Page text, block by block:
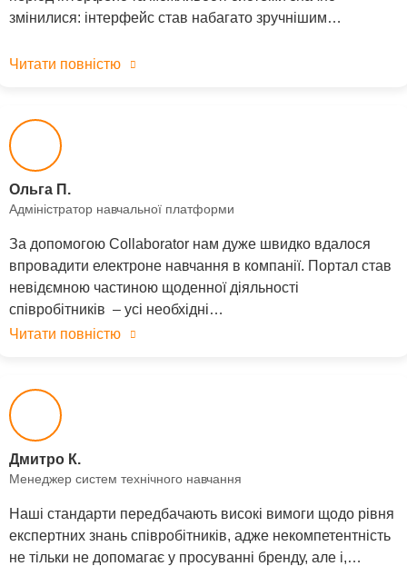
змінилися: інтерфейс став набагато зручнішим…
Читати повністю
Ольга П.
Адміністратор навчальної платформи
За допомогою Collaborator нам дуже швидко вдалося
впровадити електроне навчання в компанії. Портал став
невідємною частиною щоденної діяльності
співробітників – усі необхідні…
Читати повністю
Дмитро К.
Менеджер систем технічного навчання
Наші стандарти передбачають високі вимоги щодо рівня
експертних знань співробітників, адже некомпетентність
не тільки не допомагає у просуванні бренду, але і,…